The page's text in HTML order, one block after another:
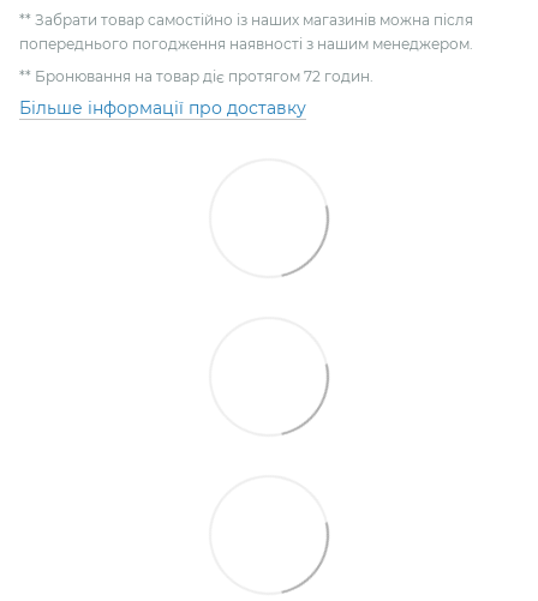
** Забрати товар самостійно із наших магазинів можна після
попереднього погодження наявності з нашим менеджером.
** Бронювання на товар діє протягом 72 годин.
Більше інформації про доставку